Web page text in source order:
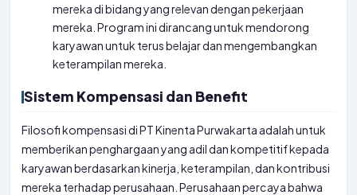
mereka di bidang yang relevan dengan pekerjaan
mereka. Program ini dirancang untuk mendorong
karyawan untuk terus belajar dan mengembangkan
keterampilan mereka.
Sistem Kompensasi dan Benefit
Filosofi kompensasi di PT Kinenta Purwakarta adalah untuk
memberikan penghargaan yang adil dan kompetitif kepada
karyawan berdasarkan kinerja, keterampilan, dan kontribusi
mereka terhadap perusahaan. Perusahaan percaya bahwa